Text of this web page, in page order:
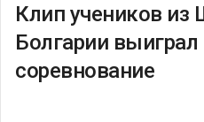
Клип учеников из
Болгарии
соревнование